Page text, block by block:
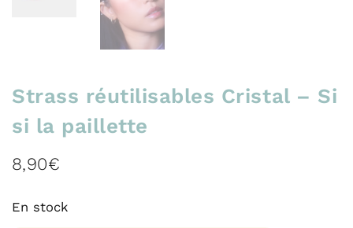
Strass réutilisables Cristal – Si
si la paillette
8,90€
En stock